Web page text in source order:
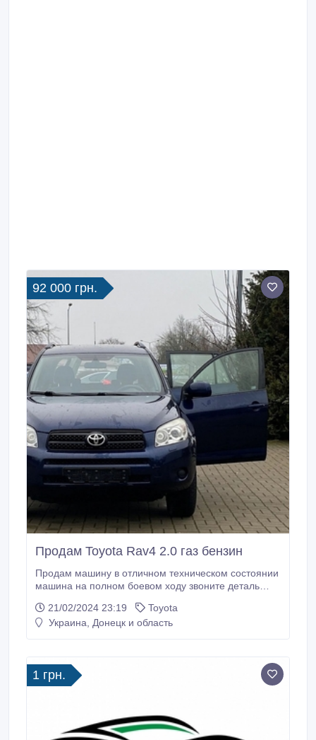
92 000 грн.
Продам Toyota Rav4 2.0 газ бензин
Продам машину в отличном техническом состоянии
машина на полном боевом ходу звоните деталь
украины.
21/02/2024 23:19
Toyota
Украина, Донецк и область
1 грн.